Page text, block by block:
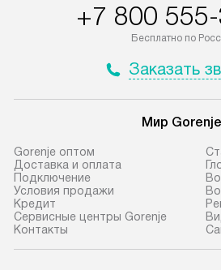
+7 800
Бесплатно по
Заказать
Мир Gorenje
Gorenje оптом
Доставка и оплата
Подключение
Условия продажи
Кредит
Сервисные центры Gorenje
Контакты